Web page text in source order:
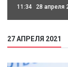
11:34 28 апреля
27 АПРЕЛЯ 2021